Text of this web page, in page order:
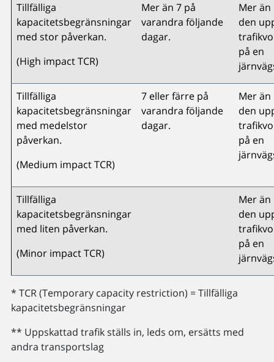
Tillfälliga
kapacitetsbegränsningar
med stor påverkan.
(High impact TCR)
Mer än 7 på
varandra följande
dagar.
Mer än
den
på en
Tillfälliga
kapacitetsbegränsningar
med medelstor
påverkan.
(Medium impact TCR)
7 eller färre på
varandra följande
dagar.
Mer än
den
på en
Tillfälliga
kapacitetsbegränsningar
med liten påverkan.
(Minor impact TCR)
Mer än
den
på en
* TCR (Temporary capacity restriction) = Tillfälliga
kapacitetsbegränsningar
** Uppskattad trafik ställs in, leds om, ersätts med
andra transportslag